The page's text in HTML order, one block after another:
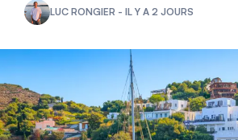
LUC RONGIER - IL Y A 2 JOURS